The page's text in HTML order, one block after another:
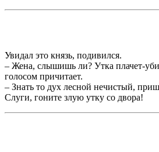
Увидал это князь, подивился.
– Жена, слышишь ли? Утка плачет-
голосом причитает.
– Знать то дух лесной нечистый,
Слуги, гоните злую утку со двора!